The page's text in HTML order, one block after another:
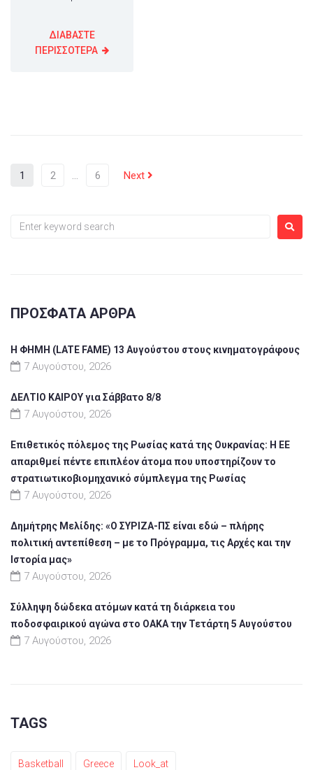
ΔΙΑΒΑΣΤΕ
ΠΕΡΙΣΣΟΤΕΡΑ
1 2 … 6 Next
ΠΡΌΣΦΑΤΑ ΆΡΘΡΑ
Η ΦΗΜΗ (LATE FAME) 13 Αυγούστου στους κινηματογράφους
7 Αυγούστου, 2026
ΔΕΛΤΙΟ ΚΑΙΡΟΥ για Σάββατο 8/8
7 Αυγούστου, 2026
Επιθετικός πόλεμος της Ρωσίας κατά της Ουκρανίας: Η ΕΕ
απαριθμεί πέντε επιπλέον άτομα που υποστηρίζουν το
στρατιωτικοβιομηχανικό σύμπλεγμα της Ρωσίας
7 Αυγούστου, 2026
Δημήτρης Μελίδης: «Ο ΣΥΡΙΖΑ-ΠΣ είναι εδώ – πλήρης
πολιτική αντεπίθεση – με το Πρόγραμμα, τις Αρχές και την
Ιστορία μας»
7 Αυγούστου, 2026
Σύλληψη δώδεκα ατόμων κατά τη διάρκεια του
ποδοσφαιρικού αγώνα στο ΟΑΚΑ την Τετάρτη 5 Αυγούστου
7 Αυγούστου, 2026
TAGS
Basketball Greece Look_at